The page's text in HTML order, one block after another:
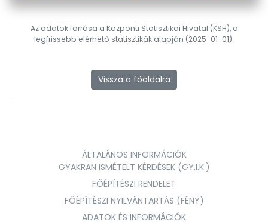
Az adatok forrása a Központi Statisztikai Hivatal (KSH), a
legfrissebb elérhető statisztikák alapján (2025-01-01).
Vissza a főoldalra
ÁLTALÁNOS INFORMÁCIÓK
GYAKRAN ISMÉTELT KÉRDÉSEK (GY.I.K.)
FŐÉPÍTÉSZI RENDELET
FŐÉPÍTÉSZI NYILVÁNTARTÁS (FÉNY)
ADATOK ÉS INFORMÁCIÓK